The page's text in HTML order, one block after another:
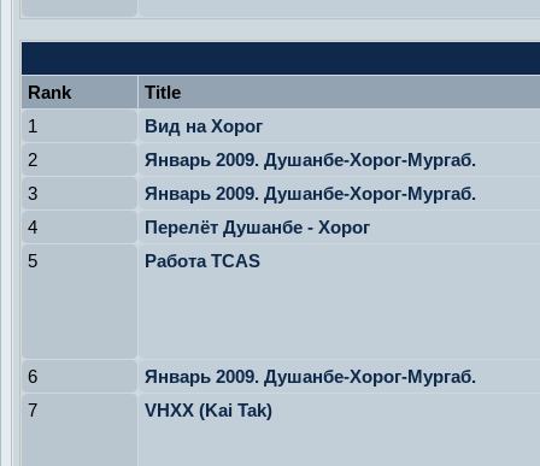
Rank
Title
1
Вид на Хорог
2
Январь 2009. Душанбе-Хорог-Мургаб.
3
Январь 2009. Душанбе-Хорог-Мургаб.
4
Перелёт Душанбе - Хорог
5
Работа TCAS
6
Январь 2009. Душанбе-Хорог-Мургаб.
7
VHXX (Kai Tak)